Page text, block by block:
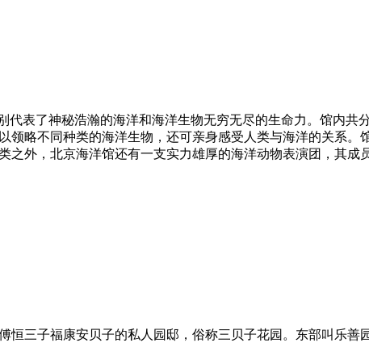
表了神秘浩瀚的海洋和海洋生物无穷无尽的生命力。馆内共
略不同种类的海洋生物，还可亲身感受人类与海洋的关系。
外，北京海洋馆还有一支实力雄厚的海洋动物表演团，其成
三子福康安贝子的私人园邸，俗称三贝子花园。东部叫乐善